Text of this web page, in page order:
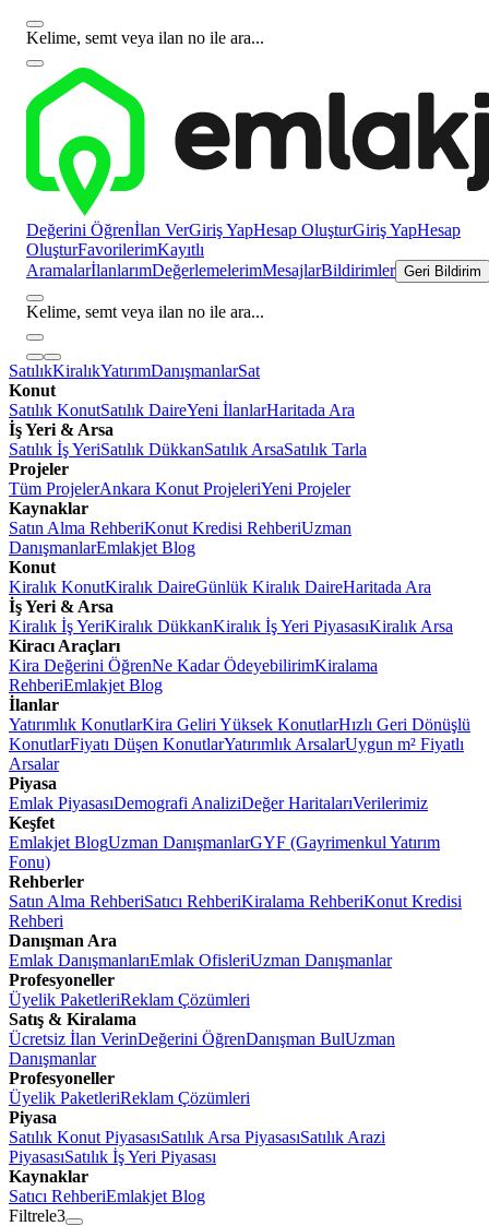
Kelime, semt veya ilan no ile ara...
Değerini Öğrenİlan VerGiriş YapHesap OluşturGiriş YapHesap
OluşturFavorilerimKayıtlı
AramalarİlanlarımDeğerlemelerimMesajlarBildirimler Geri Bildirim
Kelime, semt veya ilan no ile ara...
SatılıkKiralıkYatırımDanışmanlarSat
Konut
Satılık KonutSatılık DaireYeni İlanlarHaritada Ara
İş Yeri & Arsa
Satılık İş YeriSatılık DükkanSatılık ArsaSatılık Tarla
Projeler
Tüm ProjelerAnkara Konut ProjeleriYeni Projeler
Kaynaklar
Satın Alma RehberiKonut Kredisi RehberiUzman
DanışmanlarEmlakjet Blog
Konut
Kiralık KonutKiralık DaireGünlük Kiralık DaireHaritada Ara
İş Yeri & Arsa
Kiralık İş YeriKiralık DükkanKiralık İş Yeri PiyasasıKiralık Arsa
Kiracı Araçları
Kira Değerini ÖğrenNe Kadar ÖdeyebilirimKiralama
RehberiEmlakjet Blog
İlanlar
Yatırımlık KonutlarKira Geliri Yüksek KonutlarHızlı Geri Dönüşlü
KonutlarFiyatı Düşen KonutlarYatırımlık ArsalarUygun m² Fiyatlı
Arsalar
Piyasa
Emlak PiyasasıDemografi AnaliziDeğer HaritalarıVerilerimiz
Keşfet
Emlakjet BlogUzman DanışmanlarGYF (Gayrimenkul Yatırım
Fonu)
Rehberler
Satın Alma RehberiSatıcı RehberiKiralama RehberiKonut Kredisi
Rehberi
Danışman Ara
Emlak DanışmanlarıEmlak OfisleriUzman Danışmanlar
Profesyoneller
Üyelik PaketleriReklam Çözümleri
Satış & Kiralama
Ücretsiz İlan VerinDeğerini ÖğrenDanışman BulUzman
Danışmanlar
Profesyoneller
Üyelik PaketleriReklam Çözümleri
Piyasa
Satılık Konut PiyasasıSatılık Arsa PiyasasıSatılık Arazi
PiyasasıSatılık İş Yeri Piyasası
Kaynaklar
Satıcı RehberiEmlakjet Blog
Filtrele3